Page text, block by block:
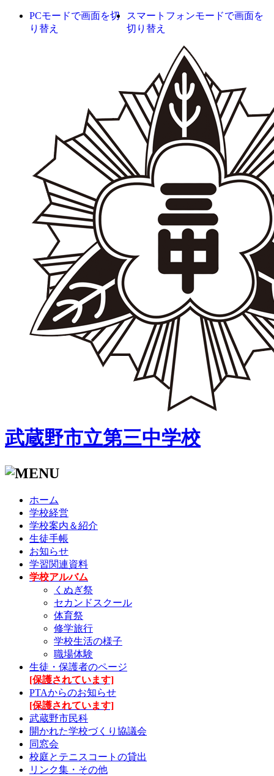
PCモードで画面を切
り替え
スマートフォンモードで画面を
切り替え
武蔵野市立第三中学校
ホーム
学校経営
学校案内＆紹介
生徒手帳
お知らせ
学習関連資料
学校アルバム
くぬぎ祭
セカンドスクール
体育祭
修学旅行
学校生活の様子
職場体験
生徒・保護者のページ
[保護されています]
PTAからのお知らせ
[保護されています]
武蔵野市民科
開かれた学校づくり協議会
同窓会
校庭とテニスコートの貸出
リンク集・その他